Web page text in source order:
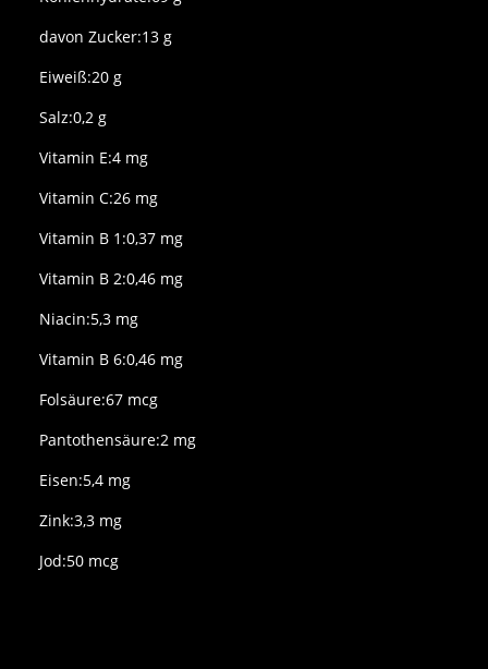
davon Zucker:13 g
Eiweiß:20 g
Salz:0,2 g
Vitamin E:4 mg
Vitamin C:26 mg
Vitamin B 1:0,37 mg
Vitamin B 2:0,46 mg
Niacin:5,3 mg
Vitamin B 6:0,46 mg
Folsäure:67 mcg
Pantothensäure:2 mg
Eisen:5,4 mg
Zink:3,3 mg
Jod:50 mcg